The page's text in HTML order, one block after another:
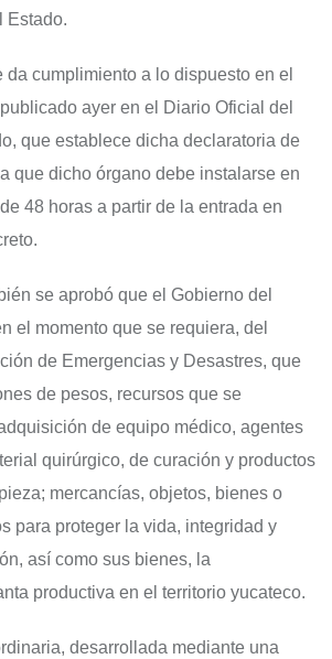
Estado.
da cumplimiento a lo dispuesto en el
ayer en el Diario Oficial del
que establece dicha declaratoria de
que dicho órgano debe instalarse en
48 horas a partir de la entrada en
se aprobó que el Gobierno del
el momento que se requiera, del
de Emergencias y Desastres, que
de pesos, recursos que se
de equipo médico, agentes
quirúrgico, de curación y productos
mercancías, objetos, bienes o
para proteger la vida, integridad y
así como sus bienes, la
productiva en el territorio yucateco.
desarrollada mediante una